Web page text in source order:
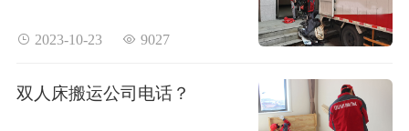
 2023-10-23  9027
双人床搬运公司电话？